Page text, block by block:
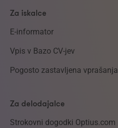
Za iskalce
E-informator
Vpis v Bazo CV-jev
Pogosto zastavljena vprašanja
Za delodajalce
Strokovni dogodki Optius.com